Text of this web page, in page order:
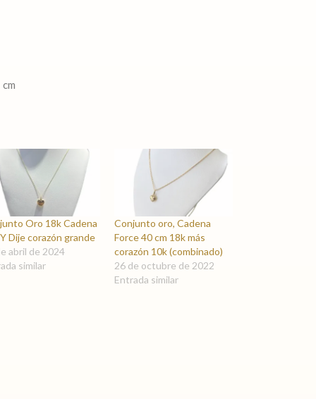
Oro 18k Cadena
Dije corazón grande
abril de 2024
similar
Conjunto oro, Cadena
Force 40 cm 18k más
corazón 10k (combinado)
26 de octubre de 2022
Entrada similar